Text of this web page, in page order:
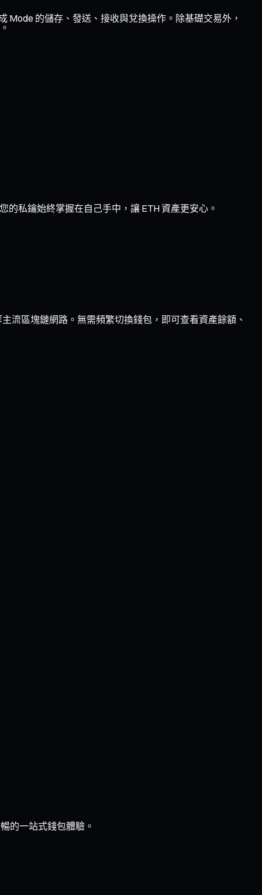
Mode 的儲存、發送、接收與兌換操作。除基礎交易外，
私鑰始終掌握在自己手中，讓 ETH 資產更安心。
流區塊鏈網路。無需頻繁切換錢包，即可查看資產餘額、
的一站式錢包體驗。